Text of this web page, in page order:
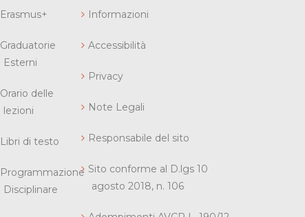
Erasmus+
Graduatorie
Esterni
Orario delle
lezioni
Libri di testo
Programmazione
Disciplinare
Informazioni
Accessibilità
Privacy
Note Legali
Responsabile del sito
Sito conforme al D.lgs 10
agosto 2018, n. 106